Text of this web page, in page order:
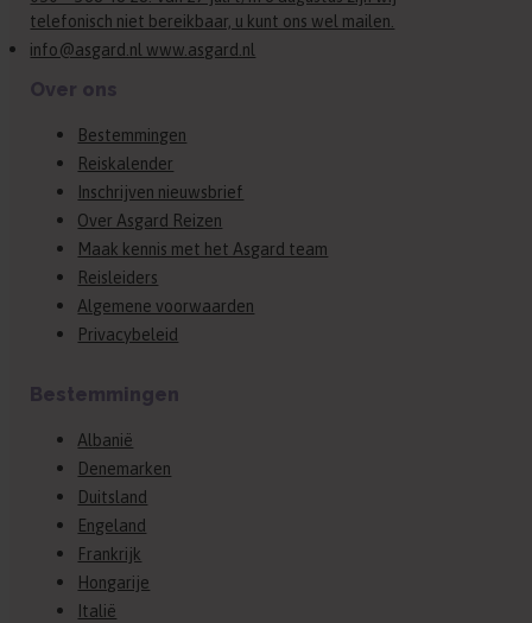
telefonisch niet bereikbaar, u kunt ons wel mailen.
info@asgard.nl www.asgard.nl
Over ons
Bestemmingen
Reiskalender
Inschrijven nieuwsbrief
Over Asgard Reizen
Maak kennis met het Asgard team
Reisleiders
Algemene voorwaarden
Privacybeleid
Bestemmingen
Albanië
Denemarken
Duitsland
Engeland
Frankrijk
Hongarije
Italië